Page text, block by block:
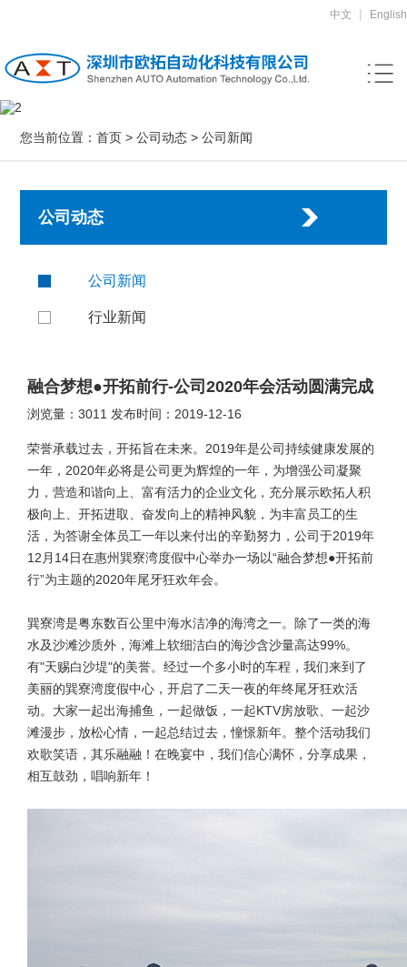
中文 | English
您当前位置：首页 >公司动态 >公司新闻
公司动态
公司新闻
行业新闻
融合梦想●开拓前行-公司2020年会活动圆满完成
浏览量：3011 发布时间： 2019-12-16
荣誉承载过去，开拓旨在未来。2019年是公司持续健康发展的
一年，2020年必将是公司更为辉煌的一年，为增强公司凝聚
力，营造和谐向上、富有活力的企业文化，充分展示欧拓人积
极向上、开拓进取、奋发向上的精神风貌，为丰富员工的生
活，为答谢全体员工一年以来付出的辛勤努力，公司于2019年
12月14日在惠州巽寮湾度假中心举办一场以“融合梦想●开拓前
行”为主题的2020年尾牙狂欢年会。
巽寮湾是粤东数百公里中海水洁净的海湾之一。除了一类的海
水及沙滩沙质外，海滩上软细洁白的海沙含沙量高达99%。
有"天赐白沙堤"的美誉。经过一个多小时的车程，我们来到了
美丽的巽寮湾度假中心，开启了二天一夜的年终尾牙狂欢活
动。大家一起出海捕鱼，一起做饭，一起KTV房放歌、一起沙
滩漫步，放松心情，一起总结过去，憧憬新年。整个活动我们
欢歌笑语，其乐融融！在晚宴中，我们信心满怀，分享成果，
相互鼓劲，唱响新年！